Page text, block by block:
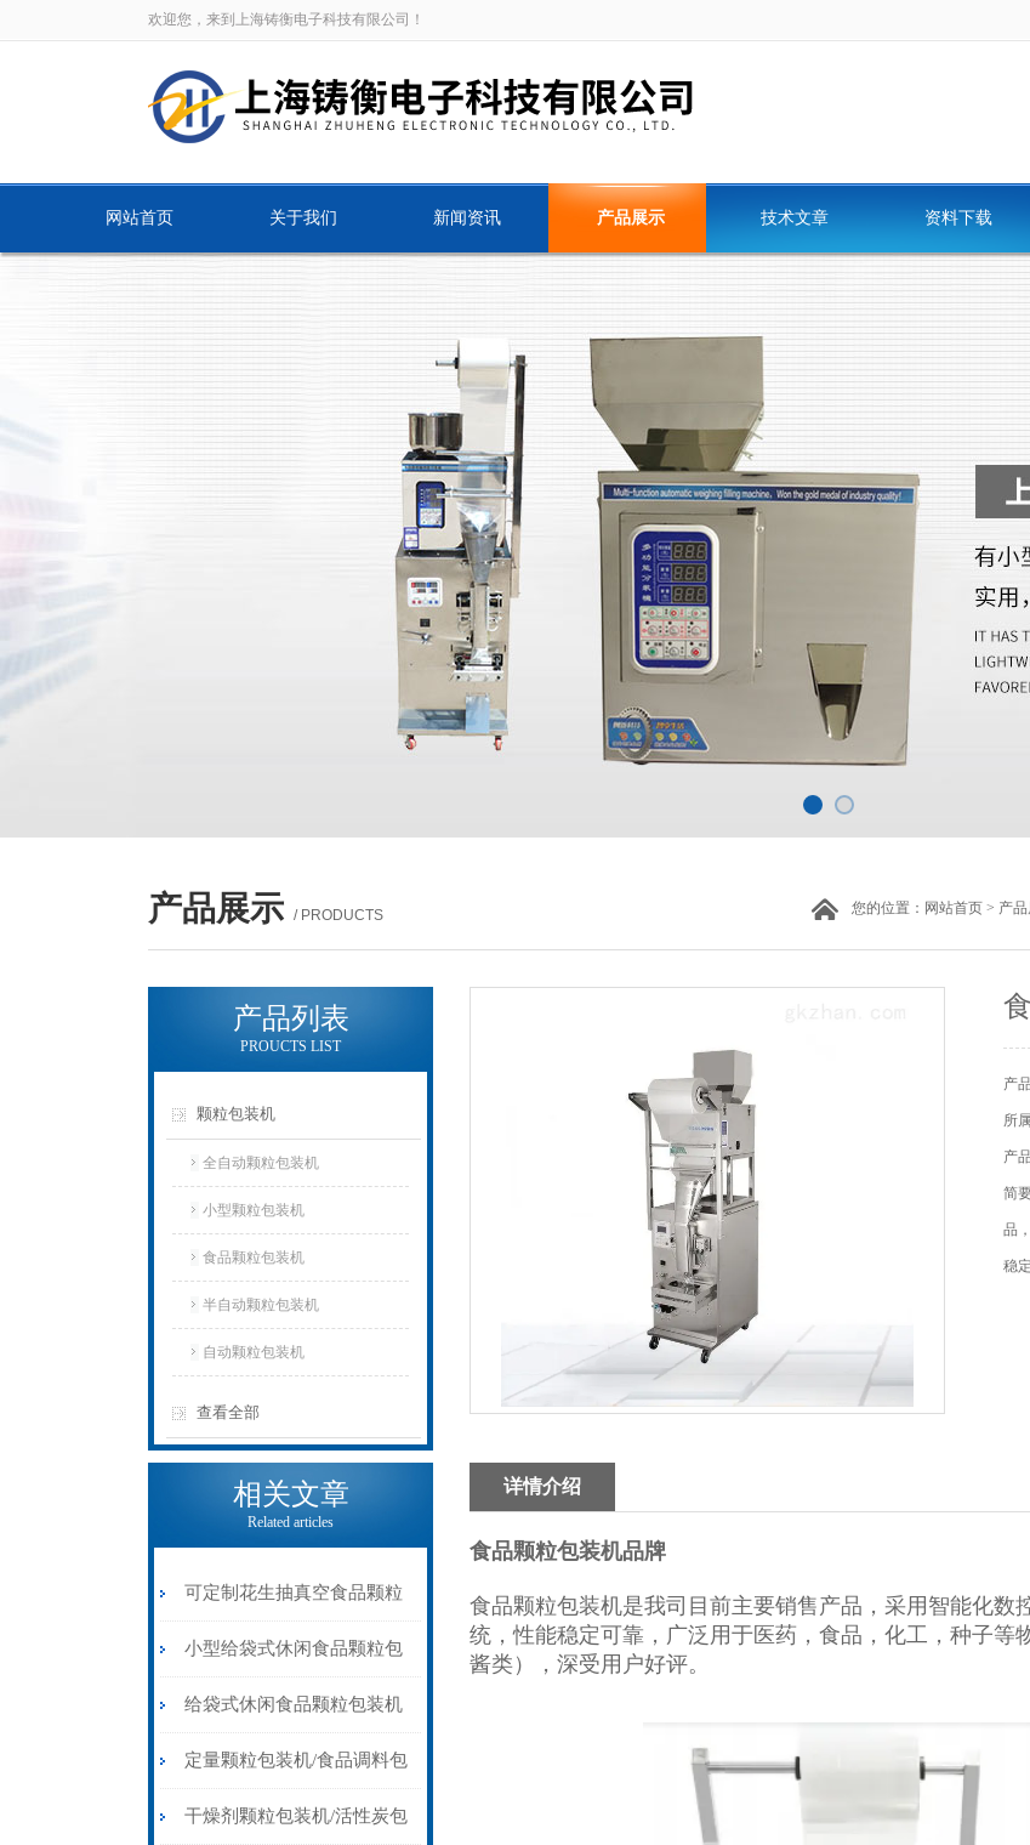
欢迎您，来到上海铸衡电子科技有限公司！
网站首页 关于我们 新闻资讯 产品展示 技术文章 资料下载
产品展示 / PRODUCTS 您的位置： 网站首页 > 产
产品列表
PROUCTS LIST
颗粒包装机
全自动颗粒包装机
小型颗粒包装机
食品颗粒包装机
半自动颗粒包装机
自动颗粒包装机
查看全部
相关文章
Related articles
可定制花生抽真空食品颗粒
包装机
小型给袋式休闲食品颗粒包
装机20-300克厂家价格
给袋式休闲食品颗粒包装机
预制袋全自动给袋食品灌包
机
定量颗粒包装机/食品调料包
装机
干燥剂颗粒包装机/活性炭包
产
所
产
简
品
稳
详情介绍
食品颗粒包装机品牌
食品颗粒包装机是我司目前主要销售产品，采用智能化数
统，性能稳定可靠，广泛用于医药，食品，化工，种子等
酱类），深受用户好评。